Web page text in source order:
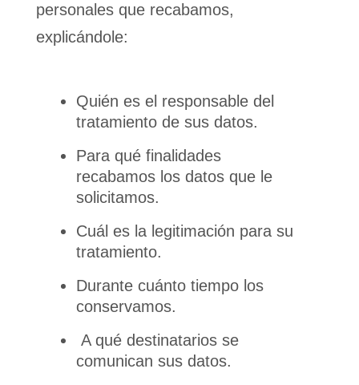
personales que recabamos,
explicándole:
Quién es el responsable del
tratamiento de sus datos.
Para qué finalidades
recabamos los datos que le
solicitamos.
Cuál es la legitimación para su
tratamiento.
Durante cuánto tiempo los
conservamos.
A qué destinatarios se
comunican sus datos.